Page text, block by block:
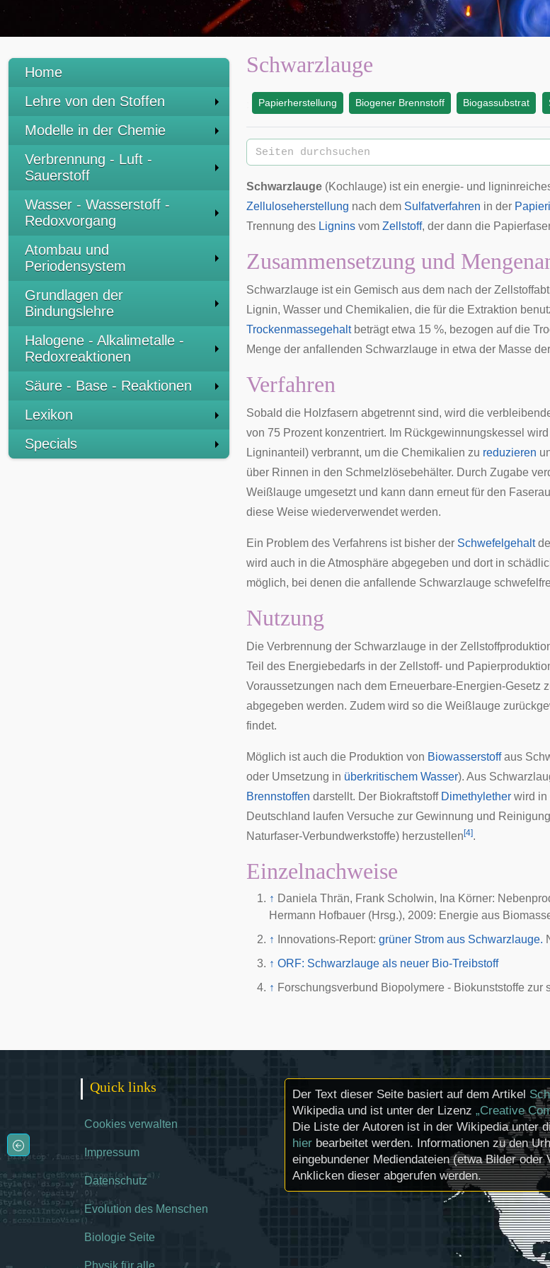
Home
Lehre von den Stoffen
Modelle in der Chemie
Verbrennung - Luft -
Sauerstoff
Wasser - Wasserstoff -
Redoxvorgang
Atombau und
Periodensystem
Grundlagen der
Bindungslehre
Halogene - Alkalimetalle -
Redoxreaktionen
Säure - Base - Reaktionen
Lexikon
Specials
Schwarzlauge
Papierherstellung Biogener Brennstoff Biogassubstrat
Schwarzlauge (Kochlauge) ist ein energie- und
Zelluloseherstellung nach dem Sulfatverfahren in der
Trennung des Lignins vom Zellstoff, der dann die
Zusammensetzung und
Schwarzlauge ist ein Gemisch aus dem nach der
Lignin, Wasser und Chemikalien, die für die Extraktion
Trockenmassegehaltbeträgt etwa 15 %, bezogen auf die
Menge der anfallenden Schwarzlauge in etwa der Masse
Verfahren
Sobald die Holzfasern abgetrennt sind, wird die
von 75 Prozent konzentriert. Im Rückgewinnungskessel
Ligninanteil) verbrannt, um die Chemikalien zu reduzieren
über Rinnen in den Schmelzlösebehälter. Durch Zugabe
Weißlauge umgesetzt und kann dann erneut für den
diese Weise wiederverwendet werden.
Ein Problem des Verfahrens ist bisher der Schwefelgehalt
wird auch in die Atmosphäre abgegeben und dort in
möglich, bei denen die anfallende Schwarzlauge
Nutzung
Die Verbrennung der Schwarzlauge in der
Teil des Energiebedarfs in der Zellstoff- und
Voraussetzungen nach dem Erneuerbare-Energien-Gesetz
abgegeben werden. Zudem wird so die Weißlauge
findet.
Möglich ist auch die Produktion von Biowasserstoffaus
oder Umsetzung in überkritischem Wasser). Aus
Brennstoffen darstellt. Der Biokraftstoff Dimethylether wird in
Deutschland laufen Versuche zur Gewinnung und
Naturfaser-Verbundwerkstoffe) herzustellen [4].
Einzelnachweise
↑ Daniela Thrän, Frank Scholwin, Ina Körner:
Hermann Hofbauer (Hrsg.), 2009: Energie aus
↑
Innovations-Report: grüner Strom aus Schwarzlauge.
↑ ORF: Schwarzlauge als neuer Bio-Treibstoff
↑ Forschungsverbund Biopolymere - Biokunststoffe
Quick links
Cookies verwalten
Impressum
Datenschutz
Evolution des Menschen
Biologie Seite
Physik für alle
Der Text dieser Seite basiert auf dem Artikel
Wikipedia und ist unter der Lizenz „Creative
Die Liste der Autoren ist in der Wikipedia unter
hier bearbeitet werden. Informationen zu den
eingebundener Mediendateien (etwa Bilder
Anklicken dieser abgerufen werden.